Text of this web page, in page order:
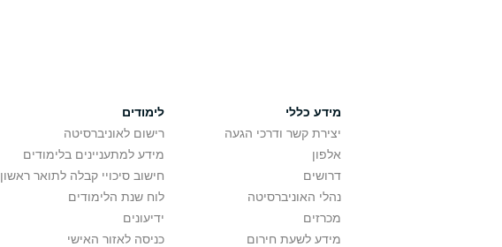
מידע כללי
יצירת קשר ודרכי הגעה
אלפון
דרושים
נהלי האוניברסיטה
מכרזים
מידע לשעת חירום
לימודים
רישום לאוניברסיטה
מידע למתעניינים בלימודים
חישוב סיכויי קבלה לתואר ראשון
לוח שנת הלימודים
ידיעונים
כניסה לאזור האישי